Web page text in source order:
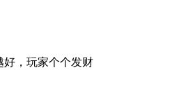
好，玩家个个发财